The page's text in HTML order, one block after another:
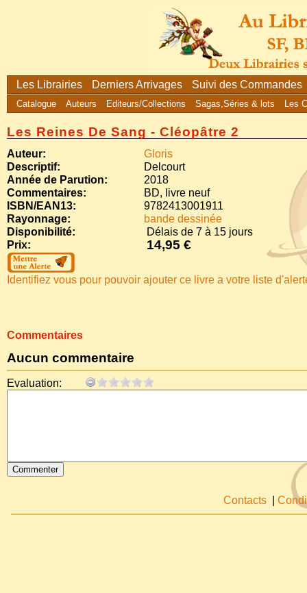
Les Librairies Derniers Arrivages Suivi des Commandes
Catalogue Auteurs Editeurs/Collections Sagas,Séries & lots Les
Les Reines De Sang - Cléopâtre 2
Auteur:
Gloris
Descriptif:
Delcourt
Année de Parution:
2018
Commentaires:
BD, livre neuf
ISBN/EAN13:
9782413001911
Rayonnage:
bande dessinée
Disponibilité:
Délais de 7 à 15 jours
Prix:
14,95 €
Identifiez vous pour pouvoir ajouter ce livre a votre liste
Commentaires
Aucun commentaire
Evaluation:
Contacts |